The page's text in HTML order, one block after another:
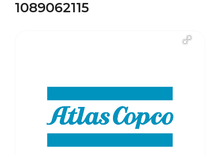
1089062115